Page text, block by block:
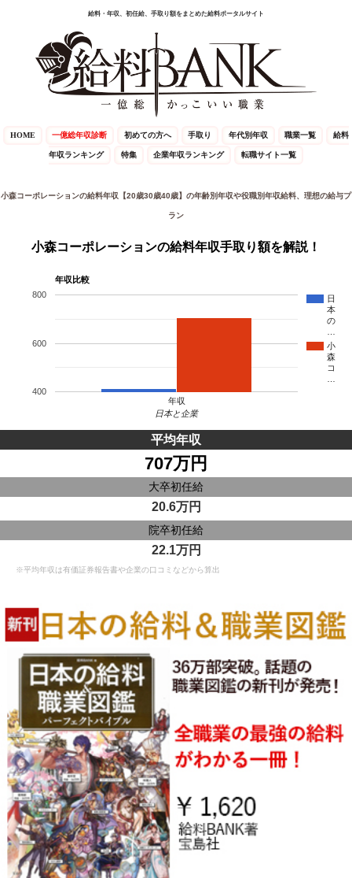
給料・年収、初任給、手取り額をまとめた給料ポータルサイト
HOME 一億総年収診断 初めての方へ 手取り 年代別年収 職業一覧 給料
年収ランキング 特集 企業年収ランキング 転職サイト一覧
小森コーポレーションの給料年収【20歳30歳40歳】の年齢別年収や役職別年収給料、理想の給与プ
ラン
小森コーポレーションの給料年収手取り額を解説！
年収比較
日
本
の
小
森
コ
年収
400
600
800
日本と企業
平均年収
707万円
大卒初任給
20.6万円
院卒初任給
22.1万円
※平均年収は有価証券報告書や企業の口コミなどから算出